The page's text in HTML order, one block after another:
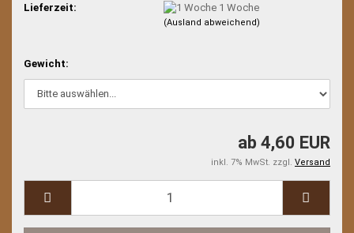
Lieferzeit: 1 Woche
(Ausland abweichend)
Gewicht:
ab 4,60 EUR
inkl. 7% MwSt. zzgl. Versand